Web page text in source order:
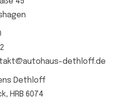
dethloff.de
Dethloff
HRB 6074